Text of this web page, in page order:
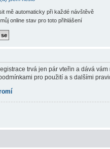
mě automaticky při každé návštěvě
online stav pro toto přihlášení
trvá jen pár vteřin a dává
pro použití a s dalšími